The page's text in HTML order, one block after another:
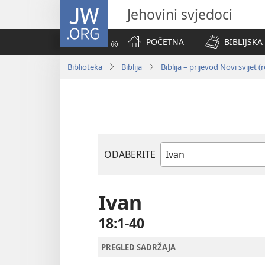
JW.ORG Jehovini svjedoci
POČETNA
BIBLIJSKA
Biblioteka Biblija Biblija – prijevod Novi svijet
ODABERITE
Biblijska
Ivan
18:1-40
PREGLED SADRŽAJA